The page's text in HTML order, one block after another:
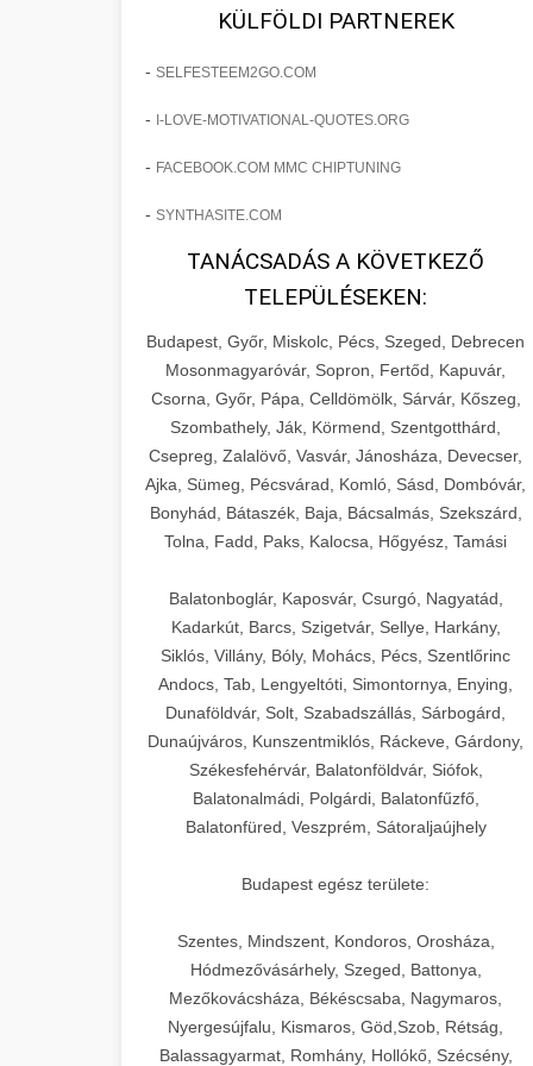
sebészeti praxisban.
páciensszám növekedés
os Növekedést
Lépésről lépésre marketing tervrajz,
eredményezett. Ismerje meg a
szonyegtisztito.net
marketing stratégiai tervrajz
os Növekedésének
Története
Teljes dokumentáció egy klinika
átalakulási útjáról, bemutatva az utat a
küzdő praxistól a virágzó vállalkozásig
150%-os növekedéssel.
szonyegtakaritas.org
klinika átalakulási történet
🎪 18. Szemhéjplasztika
Iránti Érdeklődés 150%-
Technikák és módszerek a páciensek
érdeklődésének és elkötelezettségének
drámai növeléséhez. Egy 150%-os
fellendülési esettanulmány gyakorlati
betekintésekkel.
weboldal-keszites.co
elkötelezettség erősítési módszerek
🎮 19. AI Google Ads és
Meta Kampány Kezelés +
Fejlett AI-alapú Google Ads és Meta
hirdetési kampánykezelés.
Optimalizálja hirdetési költségvetését
aikampany.hu
AI hirdetési automatizálás
🍞 20. Ipari Dagasztógép +
Professzionális ipari dagasztógépek és
tésztakeverő gépek pékségek és
kereskedelmi konyhák számára.
Masszív konstrukció megbízható
teljesítményhez.
chef-iparikonyhagepek.hu
kereskedelmi tésztakeverő
🔪 21. Ipari Szeletelőgép+
Ipari hús- és sajtszeletelő gépek
professzionális élelmiszer-
előkészítéshez. Precíziós vágás
állítható vastagság beállítással.
chef-iparikonyhagepek.hu
professzionális élelmiszer szeletelő
📦 22. Vákuumozó Gép +
Kereskedelmi vákuumcsomagoló
berendezések élelmiszerek
szavatossági időt és tartsa meg a
chef-iparikonyhagepek.hu
vákuum lezáró berendezés
🎁 23. Vákuumfóliázó
+
professzionális élelmiszer-csomagolási
műveletekhez. Hatékony lezárási és
tartósítási megoldások.
chef-iparikonyhagepek.hu
🔥 24. Ipari Sütő és
Gőzpároló
+
Kereskedelmi légkeveréses sütők és
KÜLFÖLDI PARTNEREK
- SELFESTEEM2GO.COM
- I-LOVE-MOTIVATIONAL-QUOTES.ORG
- FACEBOOK.COM MMC CHIPTUNING
- SYNTHASITE.COM
TANÁCSADÁS A KÖVETKEZŐ
TELEPÜLÉSEKEN:
Budapest, Győr, Miskolc, Pécs, Szeged, Debrecen
Mosonmagyaróvár, Sopron, Fertőd, Kapuvár,
Csorna, Győr, Pápa, Celldömölk, Sárvár, Kőszeg,
Szombathely, Ják, Körmend, Szentgotthárd,
Csepreg, Zalalövő, Vasvár, Jánosháza, Devecser,
Ajka, Sümeg, Pécsvárad, Komló, Sásd, Dombóvár,
Bonyhád, Bátaszék, Baja, Bácsalmás, Szekszárd,
Tolna, Fadd, Paks, Kalocsa, Hőgyész, Tamási
Balatonboglár, Kaposvár, Csurgó, Nagyatád,
Kadarkút, Barcs, Szigetvár, Sellye, Harkány,
Siklós, Villány, Bóly, Mohács, Pécs, Szentlőrinc
Andocs, Tab, Lengyeltóti, Simontornya, Enying,
Dunaföldvár, Solt, Szabadszállás, Sárbogárd,
Dunaújváros, Kunszentmiklós, Ráckeve, Gárdony,
Székesfehérvár, Balatonföldvár, Siófok,
Balatonalmádi, Polgárdi, Balatonfűzfő,
Balatonfüred, Veszprém, Sátoraljaújhely
Budapest egész területe:
Szentes, Mindszent, Kondoros, Orosháza,
Hódmezővásárhely, Szeged, Battonya,
Mezőkovácsháza, Békéscsaba, Nagymaros,
Nyergesújfalu, Kismaros, Göd,Szob, Rétság,
Balassagyarmat, Romhány, Hollókő, Szécsény,